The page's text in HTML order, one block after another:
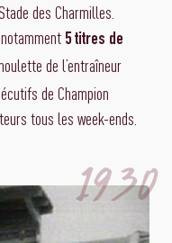
des Charmilles.
5 titres de
de l’entraîneur
de Champion
tous les week-ends.
1930